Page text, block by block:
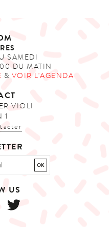
SAMEDI
DU MATIN
& VOIR L'AGENDA
VIOLI
1
US